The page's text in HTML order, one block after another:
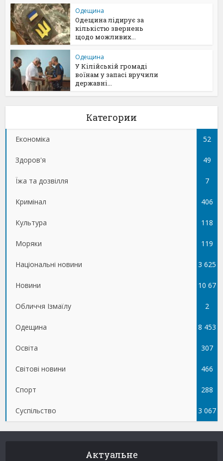
Одещина
Одещина лідирує за
кількістю звернень
щодо можливих...
Одещина
У Кілійській громаді
воїнам у запасі вручили
державні...
Категории
Економіка 52
Здоров'я 49
Їжа та дозвілля 7
Кримінал 406
Культура 118
Моряки 119
Національні новини 3 625
Новини 10 67
5
Обличчя Ізмаїлу 2
Одещина 8 453
Освіта 307
Світові новини 466
Спорт 288
Суспільство 3 067
Актуальне